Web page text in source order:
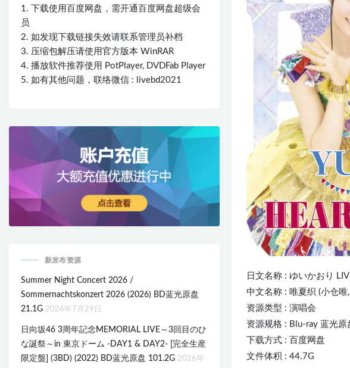
日文名称 : ゆいかおり L
中文名称 : 唯夏织 (小仓
资源类型 : 演唱会
资源规格 : Blu-ray 蓝光原
下载方式 : 百度网盘
文件体积 : 44.7G
1. 下载使用百度网盘，需开通百度网盘超级会
员
2. 如发现下载链接失效请联系管理员补档
3. 压缩包解压请使用官方版本 WinRAR
4. 播放软件推荐使用 PotPlayer, DVDFab Player
5. 如有其他问题，联络微信 : livebd2021
新发布资源
Summer Night Concert 2026 /
Sommernachtskonzert 2026 (2026) BD蓝光原盘
21.1G 2026年7月29日
日向坂46 3周年記念MEMORIAL LIVE～3回目のひ
な誕祭～in 東京ドーム -DAY1 & DAY2- [完全生産
限定盤] (3BD) (2022) BD蓝光原盘 101.2G 2026年